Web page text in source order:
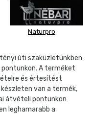
Naturpro
úti szaküzletünkben
A terméket
és értesítést
készleten van a termék,
átvételi pontunkon
leghamarabb a